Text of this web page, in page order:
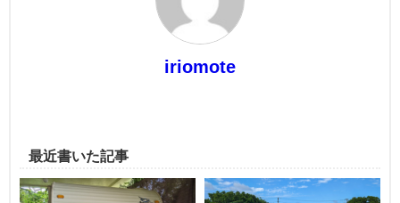
iriomote
最近書いた記事